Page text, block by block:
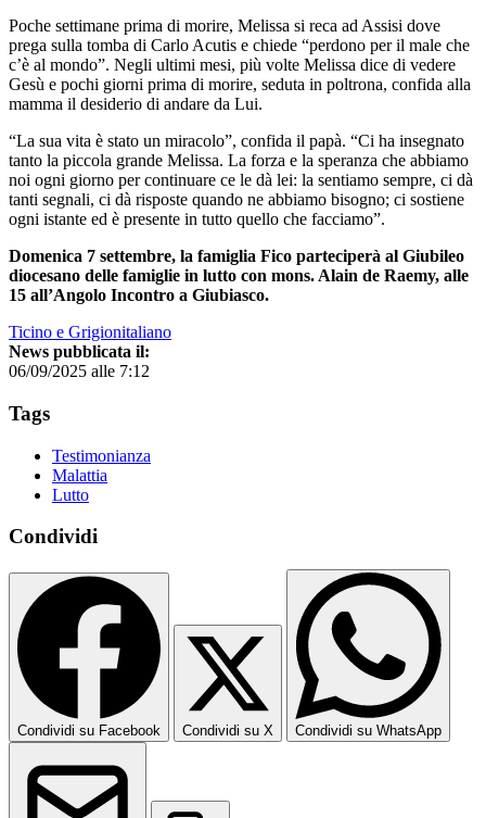
Poche settimane prima di morire, Melissa si reca ad Assisi dove
prega sulla tomba di Carlo Acutis e chiede “perdono per il male che
c’è al mondo”. Negli ultimi mesi, più volte Melissa dice di vedere
Gesù e pochi giorni prima di morire, seduta in poltrona, confida alla
mamma il desiderio di andare da Lui.
“La sua vita è stato un miracolo”, confida il papà. “Ci ha insegnato
tanto la piccola grande Melissa. La forza e la speranza che abbiamo
noi ogni giorno per continuare ce le dà lei: la sentiamo sempre, ci dà
tanti segnali, ci dà risposte quando ne abbiamo bisogno; ci sostiene
ogni istante ed è presente in tutto quello che facciamo”.
Domenica 7 settembre, la famiglia Fico parteciperà al Giubileo
diocesano delle famiglie in lutto con mons. Alain de Raemy, alle
15 all’Angolo Incontro a Giubiasco.
Ticino e Grigionitaliano
News pubblicata il:
06/09/2025 alle 7:12
Tags
Testimonianza
Malattia
Lutto
Condividi
Condividi su Facebook Condividi su X Condividi su WhatsApp